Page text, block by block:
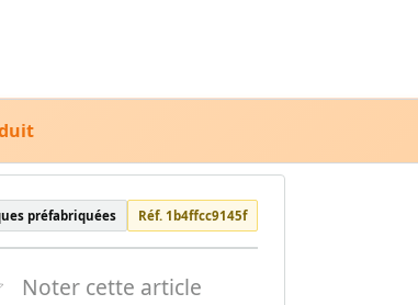
préfabriquées Réf. 1b4ffcc9145f
Noter cette article